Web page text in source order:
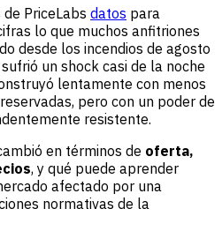
PriceLabs datos para
lo que muchos anfitriones
desde los incendios de agosto
un shock casi de la noche
lentamente con menos
pero con un poder de
resistente.
en términos de oferta,
, y qué puede aprender
afectado por una
normativas de la